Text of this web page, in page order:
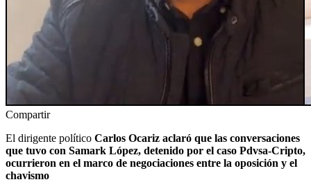
Compartir
El dirigente político Carlos Ocariz aclaró que las conversaciones
que tuvo con Samark López, detenido por el caso Pdvsa-Cripto,
ocurrieron en el marco de negociaciones entre la oposición y el
chavismo